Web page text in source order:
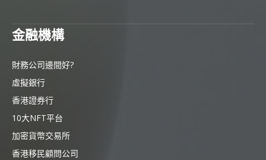
金融機構
財務公司邊間好?
虛擬銀行
香港證券行
10大NFT平台
加密貨幣交易所
香港移民顧問公司